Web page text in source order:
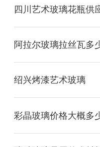
四川艺术玻璃花瓶供
阿拉尔玻璃拉丝瓦多
绍兴烤漆艺术玻璃
彩晶玻璃价格大概多